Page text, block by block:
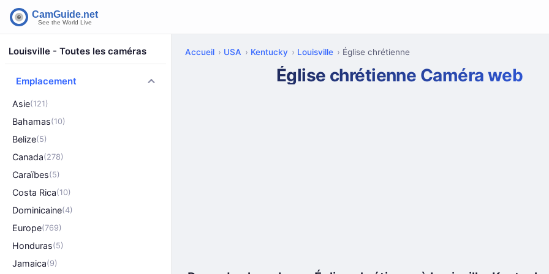
Louisville - Toutes les caméras
Emplacement
Asie(121)
Bahamas(10)
Belize(5)
Canada(278)
Caraïbes(5)
Costa Rica(10)
Dominicaine(4)
Europe(769)
Honduras(5)
Jamaica(9)
Accueil USA Kentucky Louisville Église chrétienne
Église chrétienne Caméra web